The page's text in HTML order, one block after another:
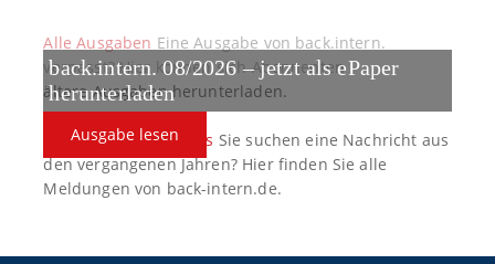
back.intern. 08/2026 – jetzt als ePaper
herunterladen
Ausgabe lesen
Alle Ausgaben Eine Ausgabe von back.intern.
verpasst? Hier können sich Abonnenten
ältere Ausgaben herunterladen.
back.intern. Top-News Sie suchen eine Nachricht aus
den vergangenen Jahren? Hier finden Sie alle
Meldungen von back-intern.de.